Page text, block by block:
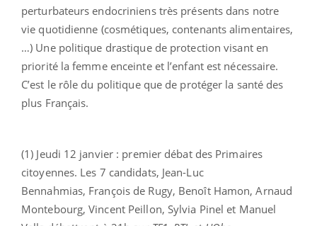
perturbateurs endocriniens très présents dans notre
vie quotidienne (cosmétiques, contenants alimentaires,
…) Une politique drastique de protection visant en
priorité la femme enceinte et l’enfant est nécessaire.
C’est le rôle du politique que de protéger la santé des
plus Français.
(1) Jeudi 12 janvier : premier débat des Primaires
citoyennes. Les 7 candidats, Jean-Luc
Bennahmias, François de Rugy, Benoît Hamon, Arnaud
Montebourg, Vincent Peillon, Sylvia Pinel et Manuel